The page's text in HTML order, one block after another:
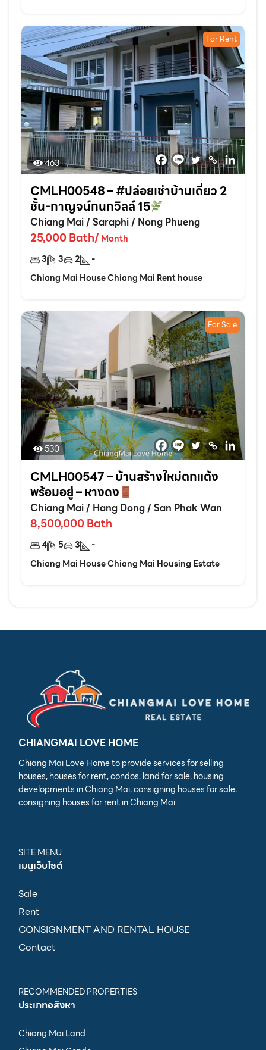
For Rent
463
CMLH00548 – #ปล่อยเช่าบ้านเดี่ยว 2
ชั้น-กาญจน์กนกวิลล์ 15
Chiang Mai/Saraphi/ Nong Phueng
25,000 Bath/ Month
3
3 2
-
Chiang Mai House Chiang Mai Rent house
For Sale
530
CMLH00547 – บ้านสร้างใหม่ตกแต้ง
พร้อมอยู่ – หางดง
Chiang Mai/ Hang Dong/San Phak Wan
8,500,000 Bath
4 5 3
-
Chiang Mai House Chiang Mai Housing Estate
CHIANGMAI LOVE HOME
Chiang Mai Love Home to provide services for selling
houses, houses for rent, condos, land for sale, housing
developments in Chiang Mai, consigning houses for sale,
consigning houses for rent in Chiang Mai.
SITE MENU
เมนูเว็บไซต์
Sale
Rent
CONSIGNMENT AND RENTAL HOUSE
Contact
RECOMMENDED PROPERTIES
ประเภทอสังหา
Chiang Mai Land